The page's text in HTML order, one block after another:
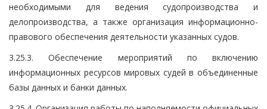
необходимыми для ведения судопроизводства и
делопроизводства, а также организация информационно-
правового обеспечения деятельности указанных судов.
3.25.3. Обеспечение мероприятий по включению
информационных ресурсов мировых судей в объединенные
базы данных и банки данных.